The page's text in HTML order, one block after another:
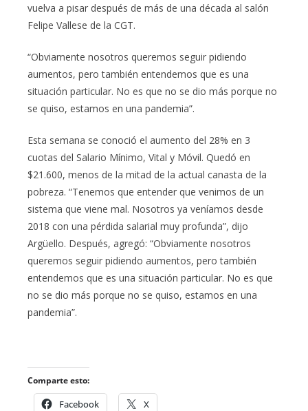
vuelva a pisar después de más de una década al salón
Felipe Vallese de la CGT.
“Obviamente nosotros queremos seguir pidiendo
aumentos, pero también entendemos que es una
situación particular. No es que no se dio más porque no
se quiso, estamos en una pandemia”.
Esta semana se conoció el aumento del 28% en 3
cuotas del Salario Mínimo, Vital y Móvil. Quedó en
$21.600, menos de la mitad de la actual canasta de la
pobreza. “Tenemos que entender que venimos de un
sistema que viene mal. Nosotros ya veníamos desde
2018 con una pérdida salarial muy profunda”, dijo
Argüello. Después, agregó: “Obviamente nosotros
queremos seguir pidiendo aumentos, pero también
entendemos que es una situación particular. No es que
no se dio más porque no se quiso, estamos en una
pandemia”.
Comparte esto:
Facebook X